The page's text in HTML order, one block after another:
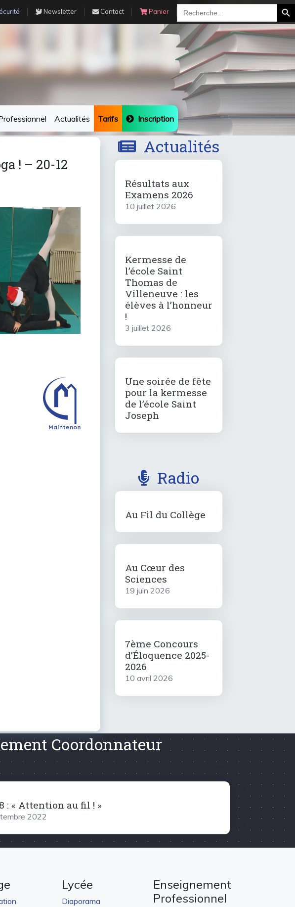
Newsletter Contact Panier
Search
for:
Search
Actualités Tarifs Inscription
! – 20-12
Actualités
Résultats aux
Examens 2026
10 juillet 2026
Kermesse de
l’école Saint
Thomas de
Villeneuve : les
élèves à l’honneur
!
3 juillet 2026
Une soirée de fête
pour la kermesse
de l’école Saint
Joseph
Radio
Au Fil du Collège
Au Cœur des
Sciences
19 juin 2026
7ème Concours
d’Éloquence 2025-
2026
10 avril 2026
Coordonnateur
: « Attention au fil ! »
2022
Lycée
Diaporama
Enseignement
Professionnel